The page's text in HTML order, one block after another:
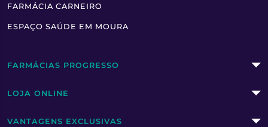
FARMÁCIA CARNEIRO
ESPAÇO SAÚDE EM MOURA
FARMÁCIAS PROGRESSO
LOJA ONLINE
VANTAGENS EXCLUSIVAS